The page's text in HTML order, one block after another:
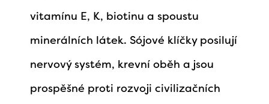
vitamínu E, K, biotinu a spoustu
minerálních látek. Sójové klíčky posilují
nervový systém, krevní oběh a jsou
prospěšné proti rozvoji civilizačních